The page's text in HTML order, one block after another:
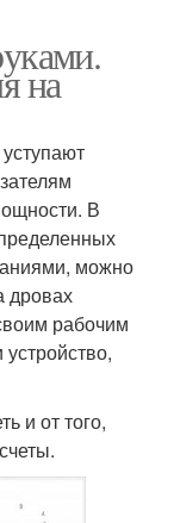
на
В
можно
дровах
рабочим
и от того,